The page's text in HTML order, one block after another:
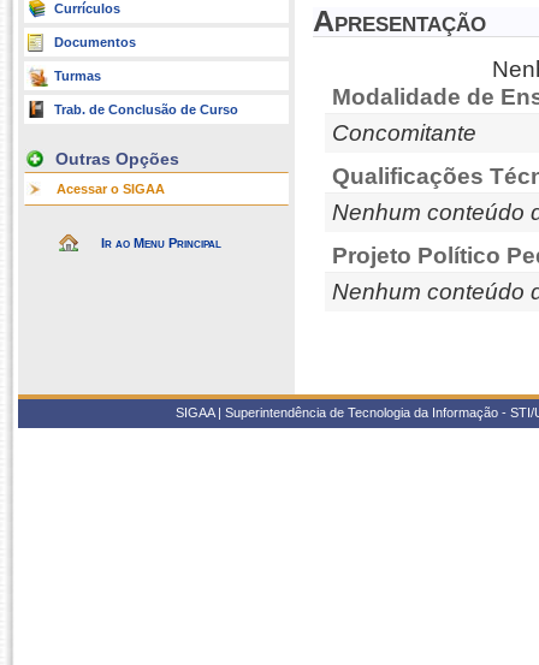
Currículos
Documentos
Turmas
Trab. de Conclusão de Curso
Outras Opções
Acessar o SIGAA
Ir ao Menu Principal
Apresentação
Modalidade de
Concomitante
Qualificações
Nenhum conteúdo
Projeto Político
Nenhum conteúdo
SIGAA | Superintendência de Tecnologia da Informação -